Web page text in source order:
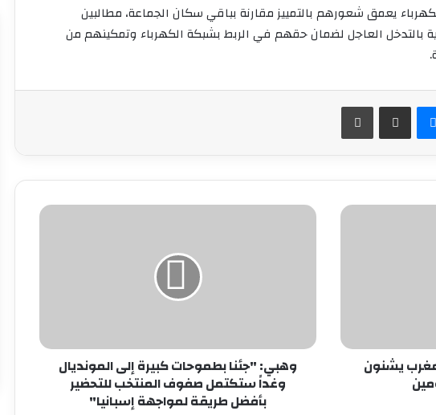
يعمق شعورهم بالتمييز مقارنة بباقي سكان الجماعة، مطالبين
بالتدخل العاجل لضمان حقهم في الربط بشبكة الكهرباء وتمكينهم من
ماسنجر مشاركة عبر البريد طباعة
يشنون
وهبي:
صفوف
المنتخب
للتحضير
وهبي: "جئنا بطموحات كبيرة إلى المونديال
وغداً ستكتمل صفوف المنتخب للتحضير
بأفضل طريقة لمواجهة إسبانيا"